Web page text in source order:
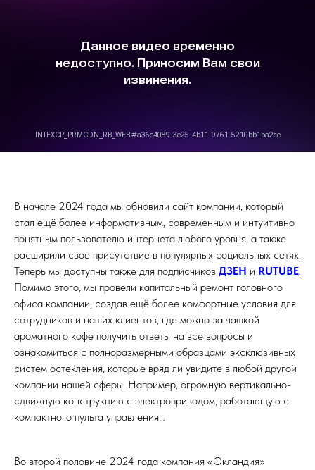
В начале 2024 года мы обновили сайт компании, который
стал ещё более информативным, современным и интуитивно
понятным пользователю интернета любого уровня, а также
расширили своё присутствие в популярных социальных сетях.
Теперь мы доступны также для подписчиков ДЗЕН и RUTUBE.
Помимо этого, мы провели капитальный ремонт головного
офиса компании, создав ещё более комфортные условия для
сотрудников и наших клиентов, где можно за чашкой
ароматного кофе получить ответы на все вопросы и
ознакомиться с полноразмерными образцами эксклюзивных
систем остекления, которые вряд ли увидите в любой другой
компании нашей сферы. Например, огромную вертикально-
сдвижную конструкцию с электроприводом, работающую с
компактного пульта управления…
Во второй половине 2024 года компания «Окландия»